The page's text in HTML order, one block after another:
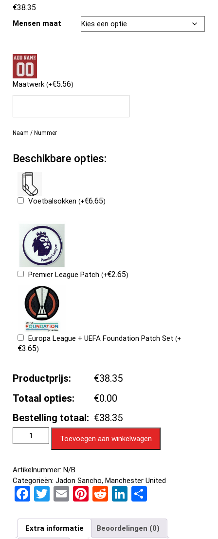
€38.35
Mensen maat
Maatwerk(+€5.56)
Naam / Nummer
Beschikbare opties:
Voetbalsokken(+€6.65)
Premier League Patch(+€2.65)
Europa League + UEFA Foundation Patch Set(+
€3.65)
Productprijs:
€38.35
Totaal opties:
€0.00
Bestelling totaal: €38.35
Toevoegen aan winkelwagen
Artikelnummer:N/B
Categorieën:Jadon Sancho,Manchester United
F
ce
T
tt
E
ail
Pi
er
R
d
Li
ke e
Extra informatie Beoordelingen (0)